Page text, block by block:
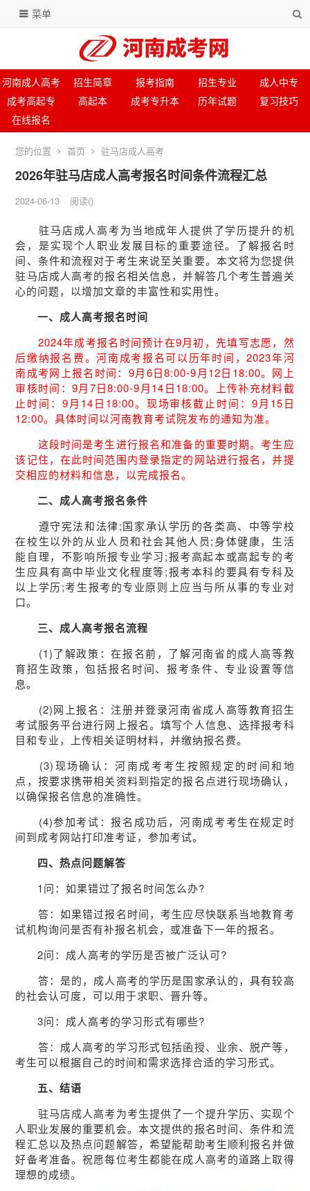
菜单
河南成人高考 招生简章 报考指南 招生专业
成人中专
成考高起专
高起本 成考专升本 历年试题
复习技巧
在线报名
您的位置 首页 驻马店成人高考
2026年驻马店成人高考报名时间条件流程汇总
2024-06-13 阅读()
驻马店成人高考为当地成年人提供了学历提升的机
会，是实现个人职业发展目标的重要途径。了解报名时
间、条件和流程对于考生来说至关重要。本文将为您提供
驻马店成人高考的报名相关信息，并解答几个考生普遍关
心的问题，以增加文章的丰富性和实用性。
一、成人高考报名时间
2024年成考报名时间预计在9月初，先填写志愿，然
后缴纳报名费。河南成考报名可以历年时间，2023年河
南成考网上报名时间：9月6日8:00-9月12日18:00。网上
审核时间：9月7日8:00-9月14日18:00。上传补充材料截
止时间：9月14日18:00。现场审核截止时间：9月15日
12:00。具体时间以河南教育考试院发布的通知为准。
这段时间是考生进行报名和准备的重要时期。考生应
该记住，在此时间范围内登录指定的网站进行报名，并提
交相应的材料和信息，以完成报名。
二、成人高考报名条件
遵守宪法和法律;国家承认学历的各类高、中等学校
在校生以外的从业人员和社会其他人员;身体健康，生活
能自理，不影响所报专业学习;报考高起本或高起专的考
生应具有高中毕业文化程度等;报考本科的要具有专科及
以上学历;考生报考的专业原则上应当与所从事的专业对
口。
三、成人高考报名流程
(1)了解政策：在报名前，了解河南省的成人高等教
育招生政策，包括报名时间、报考条件、专业设置等信
息。
(2)网上报名：注册并登录河南省成人高等教育招生
考试服务平台进行网上报名。填写个人信息、选择报考科
目和专业，上传相关证明材料，并缴纳报名费。
(3)现场确认：河南成考考生按照规定的时间和地
点，按要求携带相关资料到指定的报名点进行现场确认，
以确保报名信息的准确性。
(4)参加考试：报名成功后，河南成考考生在规定时
间到成考网站打印准考证，参加考试。
四、热点问题解答
1问：如果错过了报名时间怎么办?
答：如果错过报名时间，考生应尽快联系当地教育考
试机构询问是否有补报名机会，或准备下一年的报名。
2问：成人高考的学历是否被广泛认可?
答：是的，成人高考的学历是国家承认的，具有较高
的社会认可度，可以用于求职、晋升等。
3问：成人高考的学习形式有哪些?
答：成人高考的学习形式包括函授、业余、脱产等，
考生可以根据自己的时间和需求选择合适的学习形式。
五、结语
驻马店成人高考为考生提供了一个提升学历、实现个
人职业发展的重要机会。本文提供的报名时间、条件和流
程汇总以及热点问题解答，希望能帮助考生顺利报名并做
好备考准备。祝愿每位考生都能在成人高考的道路上取得
理想的成绩。